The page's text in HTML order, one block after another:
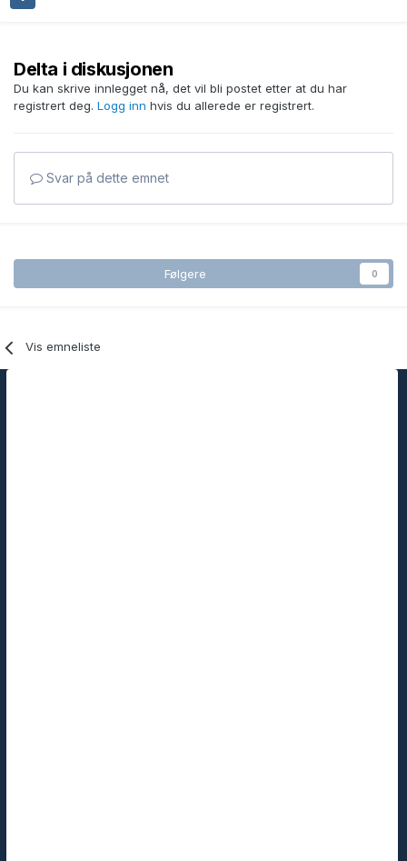
Delta i diskusjonen
Du kan skrive innlegget nå, det vil bli postet etter at du har
registrert deg. Logg inn hvis du allerede er registrert.
Svar på dette emnet
Følgere 0
Vis emneliste